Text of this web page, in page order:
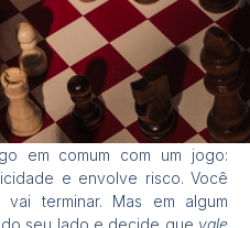
em comum com um jogo:
e envolve risco. Você
terminar. Mas em algum
seu lado e decide que vale